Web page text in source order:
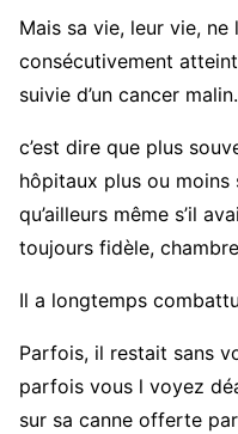
Mais sa vie, leur vie, ne
consécutivement
suivie d’un cancer malin.
c’est dire que plus
hôpitaux plus ou moins
qu’ailleurs même s’il
toujours fidèle,
Il a longtemps
Parfois, il restait sans
parfois vous l voyez
sur sa canne offerte